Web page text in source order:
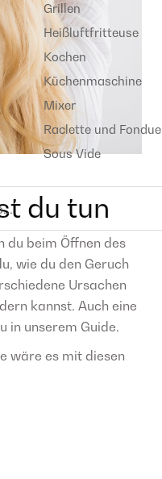
Grillen
Heißluftfritteuse
Kochen
Küchenmaschine
Mixer
Raclette und Fondue
Sous Vide
du tun
du beim Öffnen des
wie du den Geruch
Ursachen
kannst. Auch eine
in unserem Guide.
wäre es mit diesen